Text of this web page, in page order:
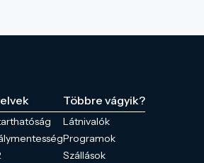
Többre vágyik?
Látnivalók
Programok
Szállások